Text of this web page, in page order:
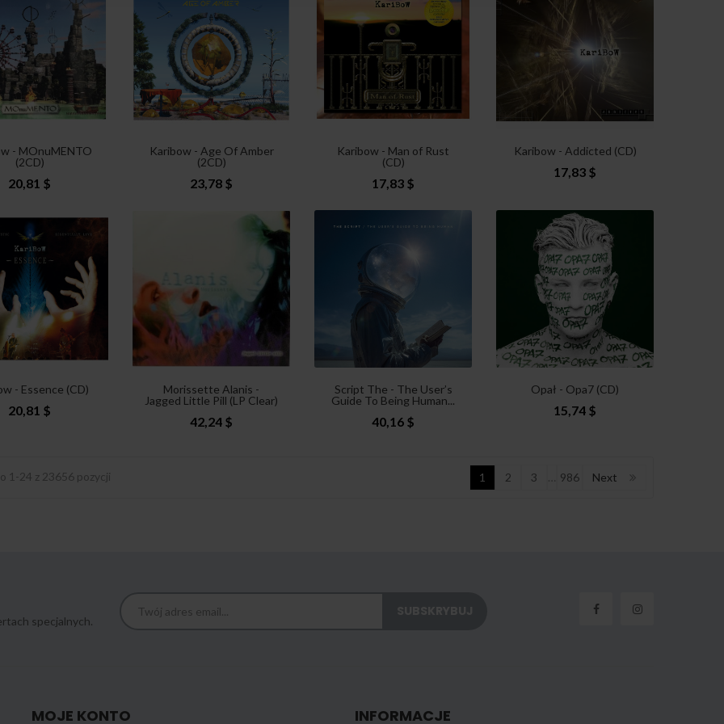
- MOnuMENTO
(2CD)
20,81 $
Karibow - Age Of Amber
(2CD)
23,78 $
Karibow - Man of Rust
(CD)
17,83 $
Karibow - Addicted (CD)
17,83 $
- Essence (CD)
20,81 $
Morissette Alanis -
Jagged Little Pill (LP Clear)
42,24 $
Script The - The User’s
Guide To Being Human...
40,16 $
Opał - Opa7 (CD)
15,74 $
1-24 z 23656 pozycji 1 2 3 986 Next
specjalnych.
MOJE KONTO INFORMACJE